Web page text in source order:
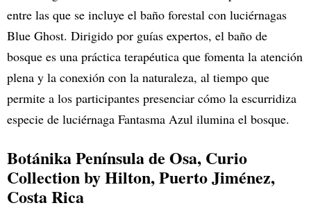
entre las que se incluye el baño forestal con luciérnagas
Blue Ghost. Dirigido por guías expertos, el baño de
bosque es una práctica terapéutica que fomenta la atención
plena y la conexión con la naturaleza, al tiempo que
permite a los participantes presenciar cómo la escurridiza
especie de luciérnaga Fantasma Azul ilumina el bosque.
Botánika Península de Osa, Curio
Collection by Hilton, Puerto Jiménez,
Costa Rica